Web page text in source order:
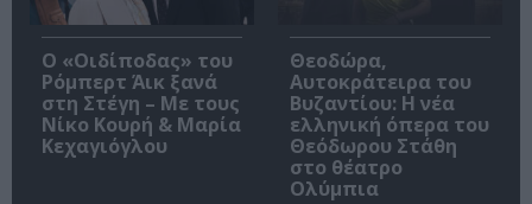
O «Οιδίποδας» του
Ρόμπερτ Άικ ξανά
στη Στέγη – Με τους
Νίκο Κουρή & Μαρία
Κεχαγιόγλου
Θεοδώρα,
Αυτοκράτειρα του
Βυζαντίου: Η νέα
ελληνική όπερα του
Θεόδωρου Στάθη
στο θέατρο
Ολύμπια